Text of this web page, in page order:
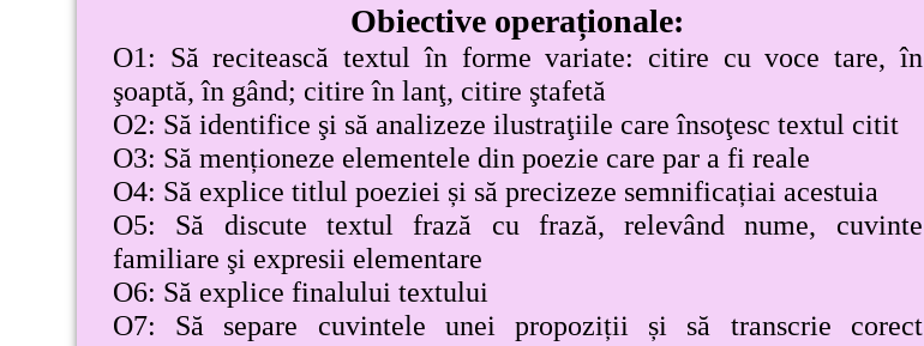
Obiective operaționale:
O1: Să recitească textul în forme variate: citire cu voce tare, în
şoaptă, în gând; citire în lanţ, citire ştafetă
O2: Să identifice şi să analizeze ilustraţiile care însoţesc textul citit
O3: Să menționeze elementele din poezie care par a fi reale
O4: Să explice titlul poeziei și să precizeze semnificațiai acestuia
O5: Să discute textul frază cu frază, relevând nume, cuvinte
familiare şi expresii elementare
O6: Să explice finalului textului
O7: Să separe cuvintele unei propoziții și să transcrie corect